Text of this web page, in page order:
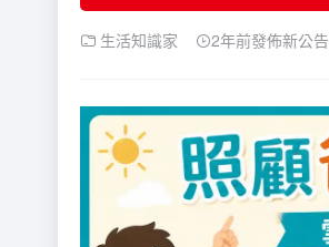
生活知識家 2年前發佈新公告